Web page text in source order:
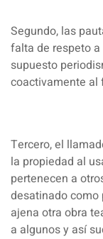
Segundo, las
falta de respeto
supuesto
coactivamente al
Tercero, el
la propiedad al
pertenecen a
desatinado como
ajena otra obra
a algunos y así